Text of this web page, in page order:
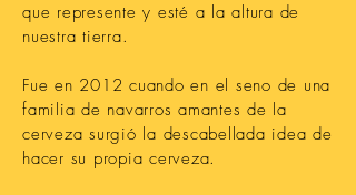
que represente y esté a la altura de
nuestra tierra.
Fue en 2012 cuando en el seno de una
familia de navarros amantes de la
cerveza surgió la descabellada idea de
hacer su propia cerveza.